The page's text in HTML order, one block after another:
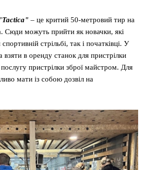
– це критий 50-метровий тир на
Сюди можуть прийти як новачки, які
стрільбі, так і початківці. У
в оренду станок для пристрілки
пристрілки зброї майстром. Для
мати із собою дозвіл на